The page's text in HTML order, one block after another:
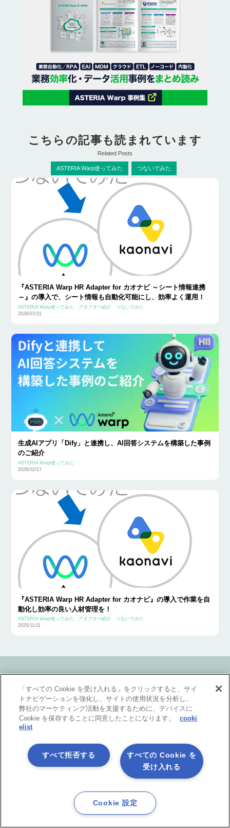
こちらの記事も読まれています
Related Posts
ASTERIA Warp使ってみた つないでみた
『ASTERIA Warp HR Adapter for カオナビ ～シート情報連携
～』の導入で、シート情報も自動化可能にし、効率よく運用！
ASTERIA Warp使ってみた アダプター紹介
つないでみた
2026/07/21
生成AIアプリ「Dify」と連携し、AI回答システムを構築した事例
のご紹介
ASTERIA Warp使ってみた
2026/02/17
『ASTERIA Warp HR Adapter for カオナビ』の導入で作業を自
動化し効率の良い人材管理を！
ASTERIA Warp使ってみた アダプター紹介
つないでみた
2025/11/11
技術情報をお探しの方
ASTERIA Warp製品の技術情報やTips、また情報交換の場として
「ADNフォーラム」をご用意しています。
ASTERIA Warpデベロッパーの方
アステリア製品オンラインコミュニティ
Asteria Park
「すべての Cookie を受け入れる」をクリックすると、サイ
トナビゲーションを強化し、サイトの使用状況を分析し、
弊社のマーケティング活動を支援するために、デバイスに
Cookie を保存することに同意したことになります。
cooki
elist
すべての Cookie を
受け入れる
すべて拒否する
Cookie 設定